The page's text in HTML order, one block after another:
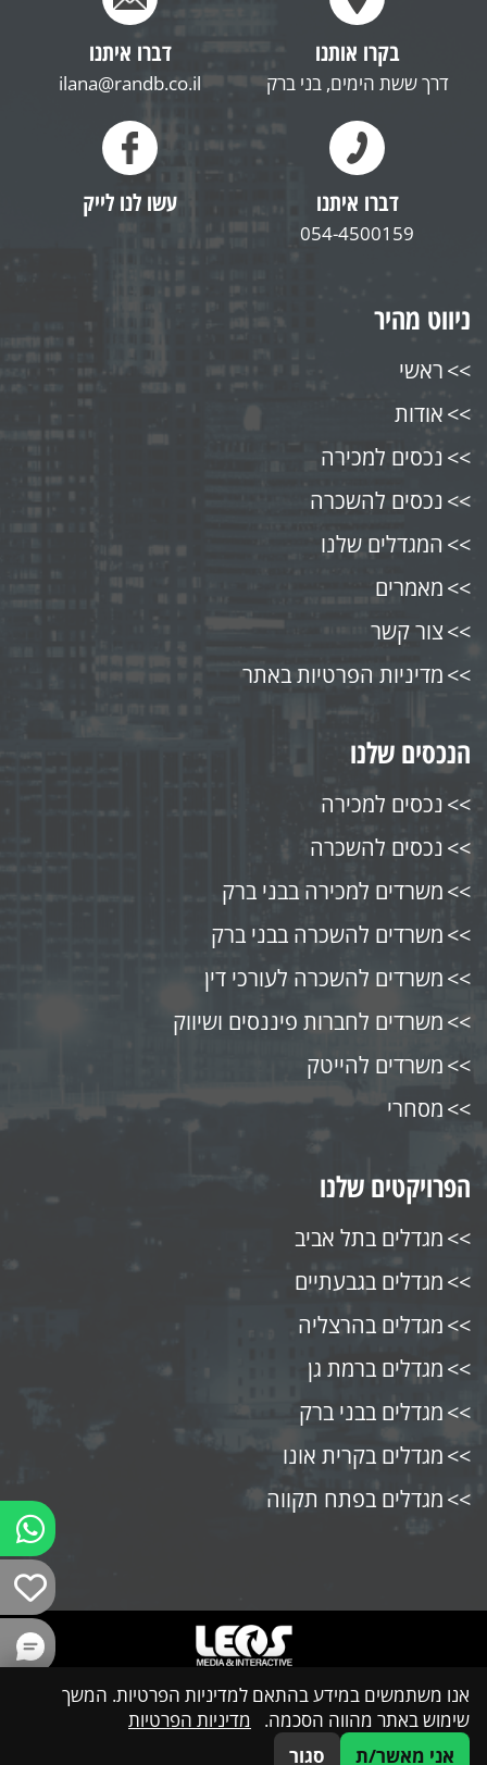
בקרו אותנו
דרך ששת הימים, בני ברק
דברו איתנו
ilana@randb.co.il
דברו איתנו
054-4500159
עשו לנו לייק
ניווט מהיר
ראשי
אודות
נכסים למכירה
נכסים להשכרה
המגדלים שלנו
מאמרים
צור קשר
מדיניות הפרטיות באתר
הנכסים שלנו
נכסים למכירה
נכסים להשכרה
משרדים למכירה בבני ברק
משרדים להשכרה בבני ברק
משרדים להשכרה לעורכי דין
משרדים לחברות פיננסים ושיווק
משרדים להייטק
מסחרי
הפרויקטים שלנו
מגדלים בתל אביב
מגדלים בגבעתיים
מגדלים בהרצליה
מגדלים ברמת גן
מגדלים בבני ברק
מגדלים בקרית אונו
מגדלים בפתח תקווה
אנו משתמשים במידע בהתאם למדיניות הפרטיות. המשך
שימוש באתר מהווה הסכמה. מדיניות הפרטיות
אני מאשר/ת
סגור